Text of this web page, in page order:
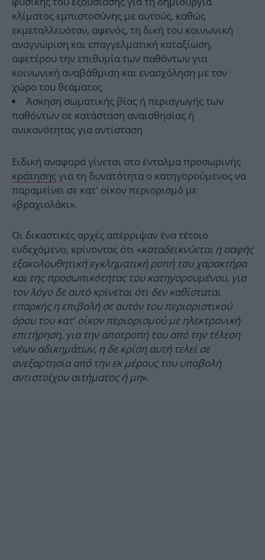
κλίματος εμπιστοσύνης με αυτούς, καθώς
εκμεταλλευόταν, αφενός, τη δική του κοινωνική
αναγνώριση και επαγγελματική καταξίωση,
αφετέρου την επιθυμία των παθόντων για
κοινωνική αναβάθμιση και ενασχόληση με τον
χώρο του θεάματος
Άσκηση σωματικής βίας ή περιαγωγής των
παθόντων σε κατάσταση αναισθησίας ή
ανικανότητας για αντίσταση
Ειδική αναφορά γίνεται στο ένταλμα προσωρινής
κράτησηςγια τη δυνατότητα ο κατηγορούμενος να
παραμείνει σε κατ’ οίκον περιορισμό με
«βραχιολάκι».
Οι δικαστικές αρχές απέρριψαν ένα τέτοιο
ενδεχόμενο, κρίνοντας ότι «καταδεικνύεται η σαφής
εξακολουθητική εγκληματική ροπή του χαρακτήρα
και της προσωπικότητας του κατηγορουμένου, για
τον λόγο δε αυτό κρίνεται ότι δεν καθίσταται
επαρκής η επιβολή σε αυτόν του περιοριστικού
όρου του κατ’ οίκον περιορισμού με ηλεκτρονική
επιτήρηση, για την αποτροπή του από την τέλεση
νέων αδικημάτων, η δε κρίση αυτή τελεί σε
ανεξαρτησία από την εκ μέρους του υποβολή
αντιστοίχου αιτήματος ή μη».